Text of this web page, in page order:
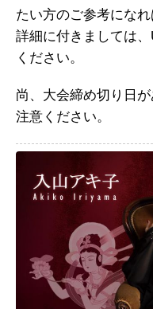
たい方のご参考になれ
詳細に付きましては
ください。
尚、大会締め切り日
注意ください。